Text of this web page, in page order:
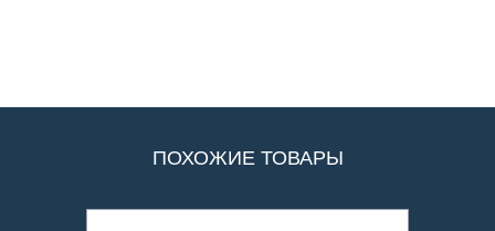
ПОХОЖИЕ ТОВАРЫ